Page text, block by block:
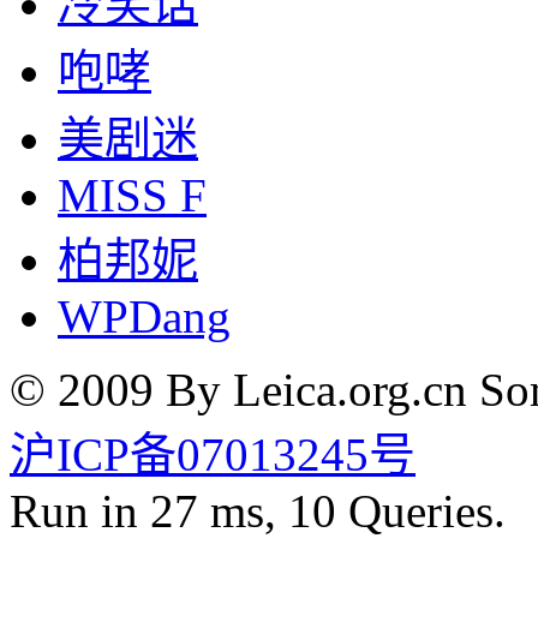
咆哮
美剧迷
MISS F
柏邦妮
WPDang
© 2009 By Leica.org.cn
沪ICP备07013245号
Run in 27 ms, 10 Queries.